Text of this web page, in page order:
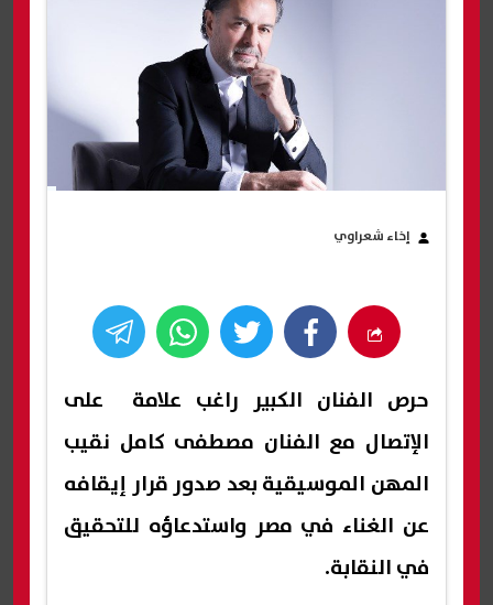
إخاء شعراوي
حرص الفنان الكبير راغب علامة على
الإتصال مع الفنان مصطفى كامل نقيب
المهن الموسيقية بعد صدور قرار إيقافه
عن الغناء في مصر واستدعاؤه للتحقيق
في النقابة.